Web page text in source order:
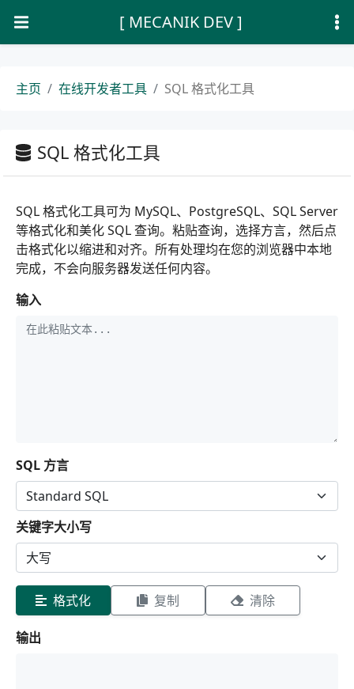
[ MECANIK DEV ]
主页 在线开发者工具 SQL 格式化工具
SQL 格式化工具
SQL 格式化工具可为 MySQL、PostgreSQL、SQL Server
等格式化和美化 SQL 查询。粘贴查询，选择方言，然后点
击格式化以缩进和对齐。所有处理均在您的浏览器中本地
完成，不会向服务器发送任何内容。
输入
SQL 方言
关键字大小写
格式化 复制 清除
输出